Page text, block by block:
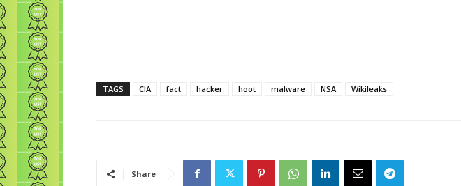
TAGS CIA fact hacker hoot malware NSA Wikileaks
Share